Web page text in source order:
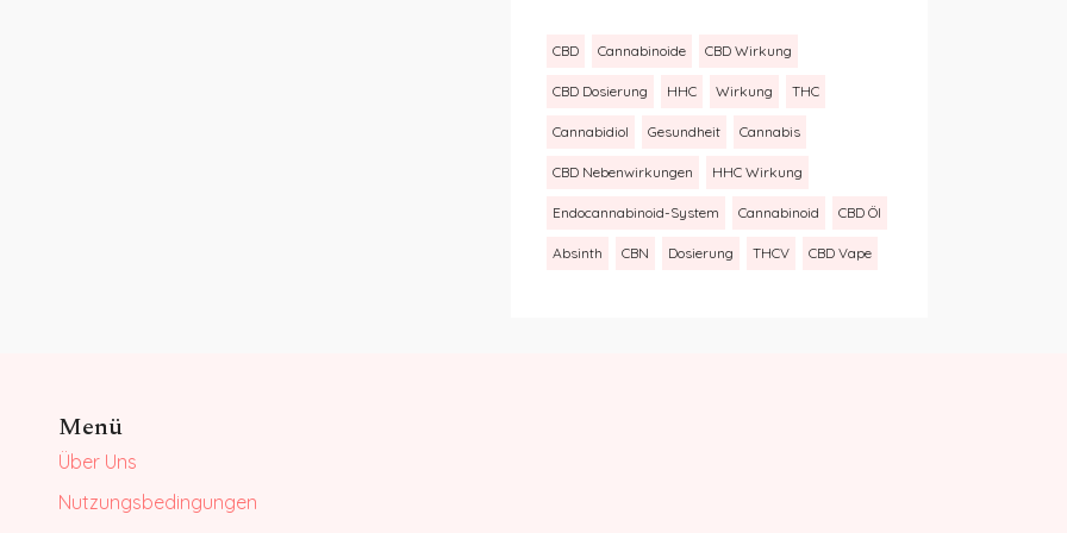
CBD Cannabinoide CBD Wirkung
CBD Dosierung HHC Wirkung THC
Cannabidiol Gesundheit Cannabis
CBD Nebenwirkungen HHC Wirkung
Endocannabinoid-System Cannabinoid CBD Öl
Absinth CBN Dosierung THCV CBD Vape
Menü
Über Uns
Nutzungsbedingungen